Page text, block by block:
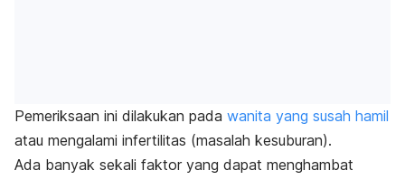
Pemeriksaan ini dilakukan pada wanita yang susah hamil
atau mengalami infertilitas (masalah kesuburan).
Ada banyak sekali faktor yang dapat menghambat